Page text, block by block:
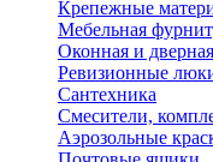
Крепежные
Мебельная
Оконная и
Ревизионные
Сантехника
Смесители,
Аэрозольные